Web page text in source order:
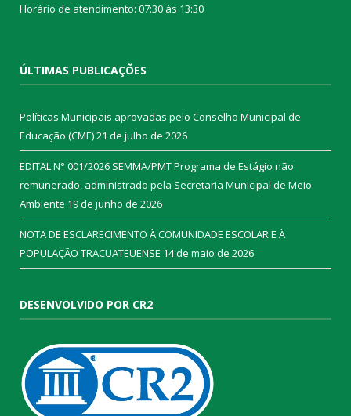
Horário de atendimento: 07:30 às 13:30
ÚLTIMAS PUBLICAÇÕES
Políticas Municipais aprovadas pelo Conselho Municipal de
Educação (CME)21 de julho de 2026
EDITAL N° 001/2026 SEMMA/PMT Programa de Estágio não
remunerado, administrado pela Secretaria Municipal de Meio
Ambiente 19 de junho de 2026
NOTA DE ESCLARECIMENTO À COMUNIDADE ESCOLAR E À
POPULAÇÃO TRACUATEUENSE 14 de maio de 2026
DESENVOLVIDO POR CR2